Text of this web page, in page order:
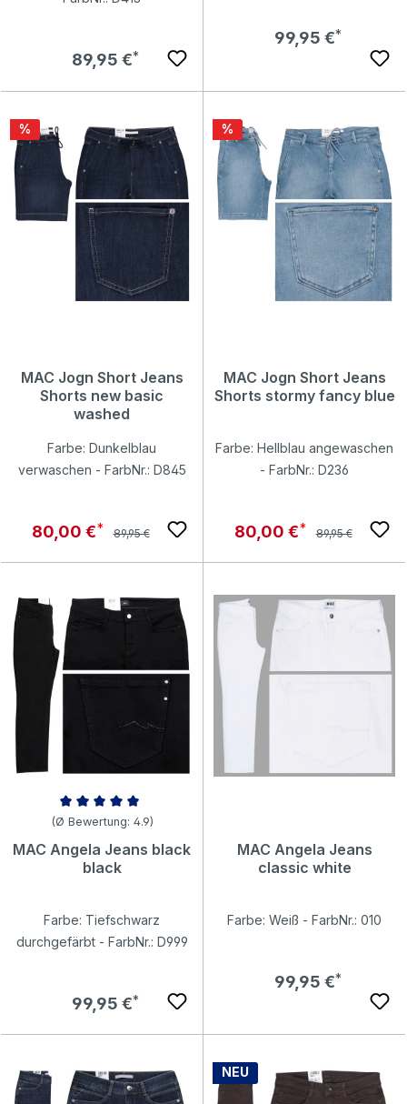
Regulärer Preis:
89,95 €
Regulärer Preis:
99,95 €
Rabatt
%
MAC Jogn Short Jeans
Shorts new basic
washed
Farbe: Dunkelblau
verwaschen - FarbNr.: D845
Verkaufspreis:
80,00 € Regulärer Preis:
89,95 €
Rabatt
%
MAC Jogn Short Jeans
Shorts stormy fancy blue
Farbe: Hellblau angewaschen
- FarbNr.: D236
Verkaufspreis:
80,00 € Regulärer Preis:
89,95 €
Durchschnittliche Bewertung von 4.94 von 5 Sternen
(Ø Bewertung: 4.9)
MAC Angela Jeans black
black
Farbe: Tiefschwarz
durchgefärbt - FarbNr.: D999
Regulärer Preis:
99,95 €
MAC Angela Jeans
classic white
Farbe: Weiß - FarbNr.: 010
Regulärer Preis:
99,95 €
NEU